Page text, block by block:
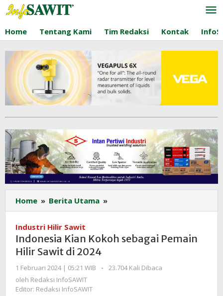
Lewati
ke
konten
Home Tentang Kami Tim Redaksi Kontak
Home » Berita Utama »
Kian
sebagai
Pemain
Sawit
Industri Hilir Sawit
Indonesia Kian Kokoh sebagai Pemain
Hilir Sawit di 2024
1 Februari 2024 | 05:21 WIB
oleh
-
23.704 Kali Dibaca
oleh Redaksi InfoSAWIT
Editor: Redaksi InfoSAWIT